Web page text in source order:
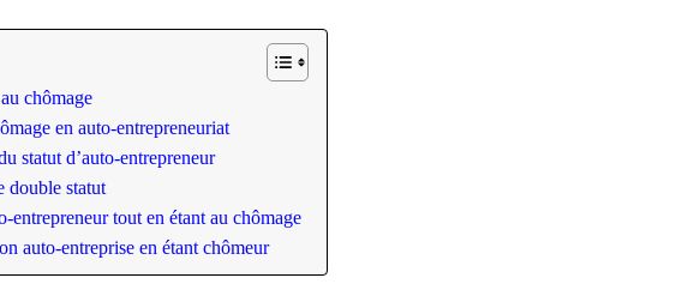
chômage
en auto-entrepreneuriat
statut d’auto-entrepreneur
double statut
entrepreneur tout en étant au chômage
auto-entreprise en étant chômeur